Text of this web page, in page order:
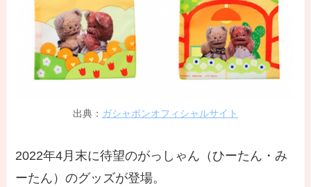
出典： ガシャポンオフィシャルサイト
2022年4月末に待望のがっしゃん（ひーたん・み
ーたん）のグッズが登場。